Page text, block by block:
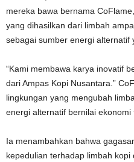
mereka bawa bernama
yang dihasilkan dari limbah
sebagai sumber energi alternatif
“Kami membawa karya inovatif
dari Ampas Kopi Nusantara.”
lingkungan yang mengubah
energi alternatif bernilai ekonomi
Ia menambahkan bahwa
kepedulian terhadap limbah